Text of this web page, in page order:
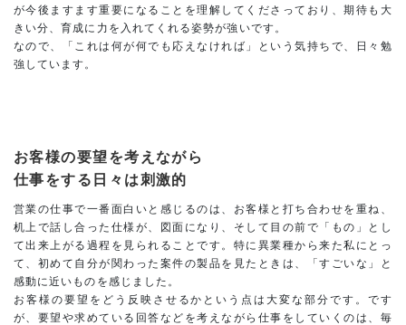
が今後ますます重要になることを理解してくださっており、期待も大
きい分、育成に力を入れてくれる姿勢が強いです。
なので、「これは何が何でも応えなければ」という気持ちで、日々勉
強しています。
お客様の要望を考えながら
仕事をする日々は刺激的
営業の仕事で一番面白いと感じるのは、お客様と打ち合わせを重ね、
机上で話し合った仕様が、図面になり、そして目の前で「もの」とし
て出来上がる過程を見られることです。特に異業種から来た私にとっ
て、初めて自分が関わった案件の製品を見たときは、「すごいな」と
感動に近いものを感じました。
お客様の要望をどう反映させるかという点は大変な部分です。です
が、要望や求めている回答などを考えながら仕事をしていくのは、毎